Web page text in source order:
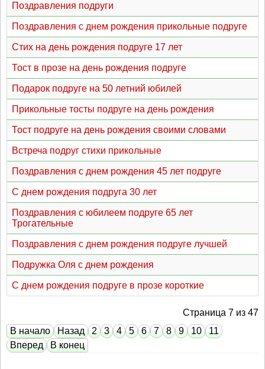
Поздравления подруги
Поздравления с днем рождения прикольные подруге
Стих на день рождения подруге 17 лет
Тост в прозе на день рождения подруге
Подарок подруге на 50 летний юбилей
Прикольные тосты подруге на день рождения
Тост подруге на день рождения своими словами
Встреча подруг стихи прикольные
Поздравления с днем рождения 45 лет подруге
С днем рождения подруга 30 лет
Поздравления с юбилеем подруге 65 лет
Трогательные
Поздравления с днем рождения подруге лучшей
Подружка Оля с днем рождения
С днем рождения подруге в прозе короткие
Страница 7 из 47
В начало
Назад 2 3 4 5 6 7 8 9 10
11
Вперед
В конец